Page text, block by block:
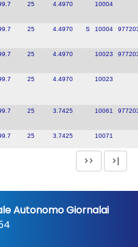
25 4.4970 10004
25 4.4970 S 10004
25 4.4970 10023
25 4.4970 10023
25 3.7425 10061
25 3.7425 10071
Autonomo Giornalai